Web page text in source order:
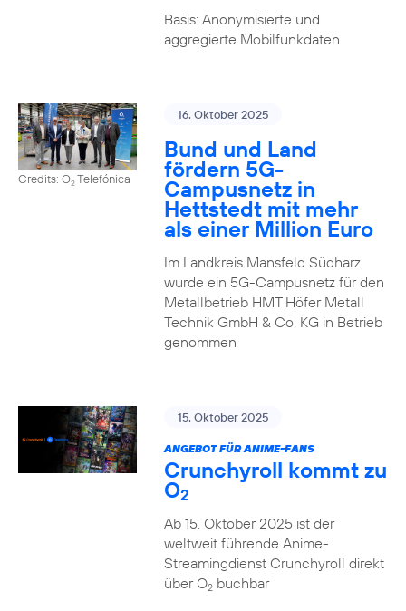
Basis: Anonymisierte und
aggregierte Mobilfunkdaten
Credits: O2Telefónica
16. Oktober 2025
Bund und Land
fördern 5G-
Campusnetz in
Hettstedt mit mehr
als einer Million Euro
Im Landkreis Mansfeld Südharz
wurde ein 5G-Campusnetz für den
Metallbetrieb HMT Höfer Metall
Technik GmbH & Co. KG in Betrieb
genommen
15. Oktober 2025
ANGEBOT FÜR ANIME-FANS
Crunchyroll kommt zu
O2
Ab 15. Oktober 2025 ist der
weltweit führende Anime-
Streamingdienst Crunchyroll direkt
über O2buchbar